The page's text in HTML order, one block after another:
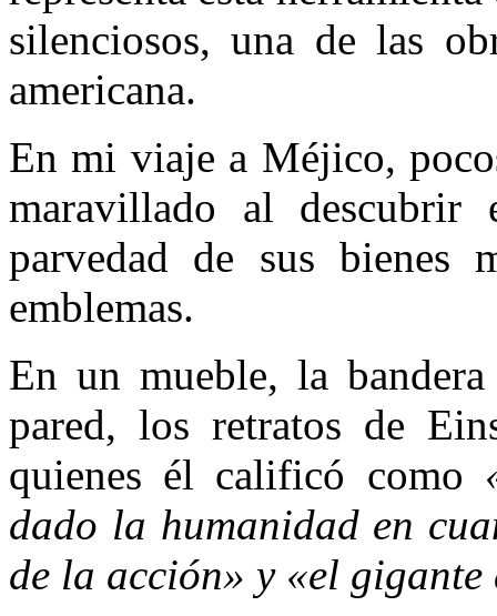
silenciosos, una de las
americana.
En mi viaje a Méjico,
maravillado al
parvedad de sus bie­nes
emblemas.
En un mueble, la
pared, los retratos de
quienes él cali­ficó como
dado la huma­nidad en
de la ac­ción» y «el gigante